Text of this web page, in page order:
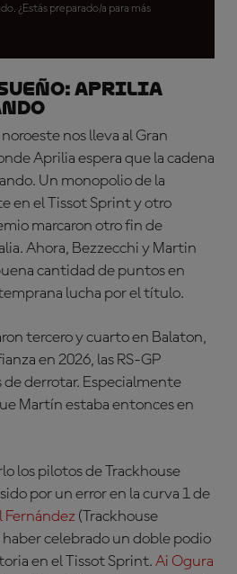
¿Estás preparado/a para más
APRILIA
nos lleva al Gran
Aprilia espera que la cadena
Un monopolio de la
en el Tissot Sprint y otro
marcaron otro fin de
Ahora, Bezzecchi y Martin
cantidad de puntos en
lucha por el título.
tercero y cuarto en Balaton,
en 2026, las RS-GP
de derrotar. Especialmente
Martín estaba entonces en
los pilotos de Trackhouse
por un error en la curva 1 de
Fernández (Trackhouse
haber celebrado un doble podio
en el Tissot Sprint. Ai Ogura